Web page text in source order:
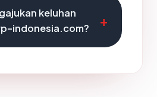
keluhan
indonesia.com?